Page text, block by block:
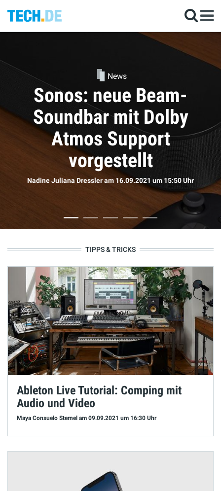
News
Kommen die neuen
AirPods doch bald?
Sophie Bömeram 16.09.2021 um 11:50 Uhr
TIPPS & TRICKS
Ableton Live Tutorial: Comping mit
Audio und Video
Maya Consuelo Sternel am 09.09.2021 um 16:30 Uhr